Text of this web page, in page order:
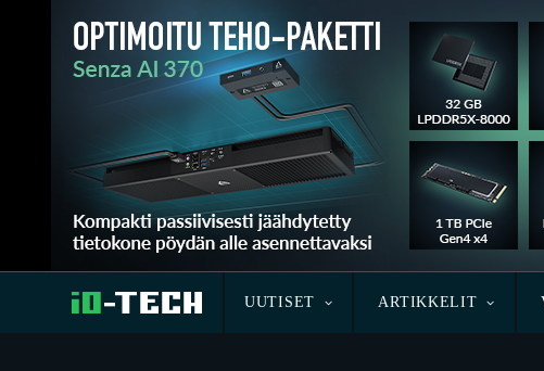
UUTISET ARTIKKELIT